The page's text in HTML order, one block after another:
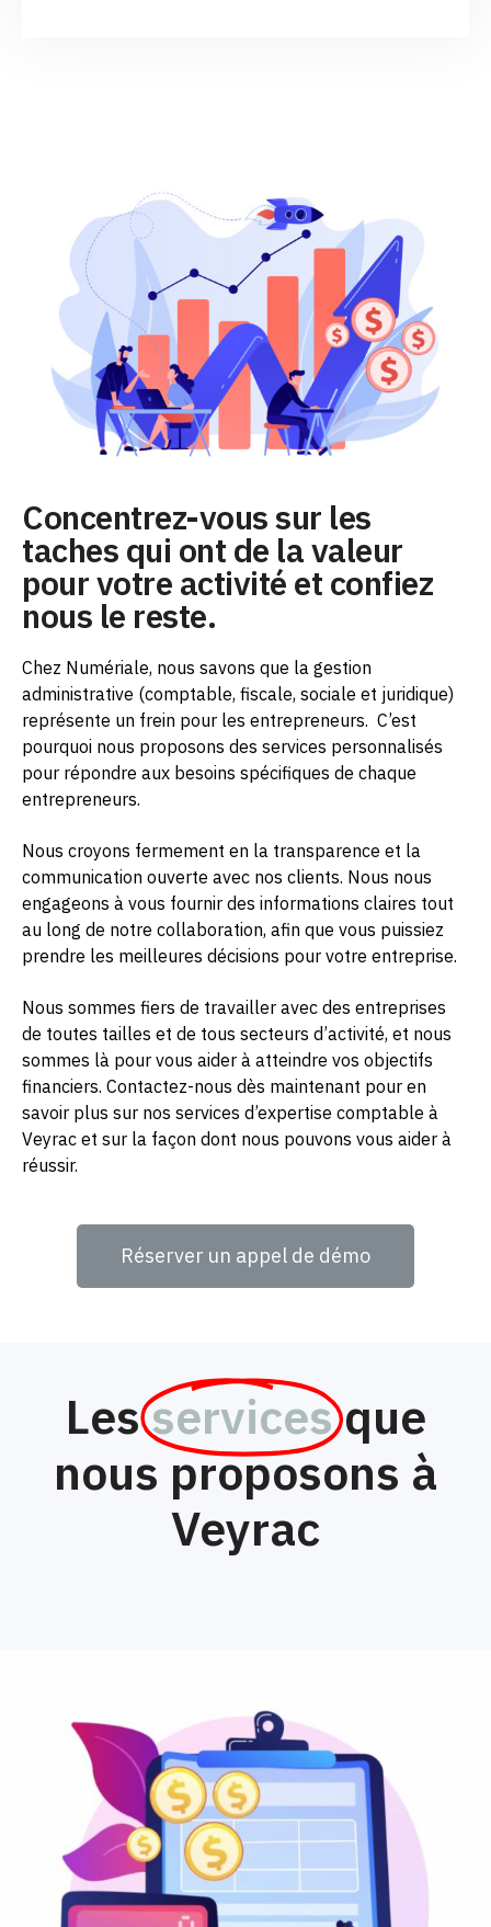
Concentrez-vous sur les
taches qui ont de la valeur
pour votre activité et confiez
nous le reste.
Chez Numériale, nous savons que la gestion
administrative (comptable, fiscale, sociale et juridique)
représente un frein pour les entrepreneurs. C’est
pourquoi nous proposons des services personnalisés
pour répondre aux besoins spécifiques de chaque
entrepreneurs.
Nous croyons fermement en la transparence et la
communication ouverte avec nos clients. Nous nous
engageons à vous fournir des informations claires tout
au long de notre collaboration, afin que vous puissiez
prendre les meilleures décisions pour votre entreprise.
Nous sommes fiers de travailler avec des entreprises
de toutes tailles et de tous secteurs d’activité, et nous
sommes là pour vous aider à atteindre vos objectifs
financiers. Contactez-nous dès maintenant pour en
savoir plus sur nos services d’expertise comptable à
Veyrac et sur la façon dont nous pouvons vous aider à
réussir.
Réserver un appel de démo
Lesservices que
nous proposons à
Veyrac